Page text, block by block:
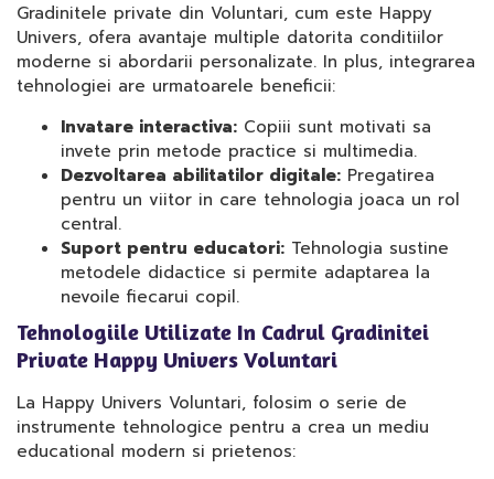
Gradinitele private din Voluntari, cum este Happy
Univers, ofera avantaje multiple datorita conditiilor
moderne si abordarii personalizate. In plus, integrarea
tehnologiei are urmatoarele beneficii:
Invatare interactiva: Copiii sunt motivati sa
invete prin metode practice si multimedia.
Dezvoltarea abilitatilor digitale: Pregatirea
pentru un viitor in care tehnologia joaca un rol
central.
Suport pentru educatori: Tehnologia sustine
metodele didactice si permite adaptarea la
nevoile fiecarui copil.
Tehnologiile Utilizate In Cadrul Gradinitei
Private Happy Univers Voluntari
La Happy Univers Voluntari, folosim o serie de
instrumente tehnologice pentru a crea un mediu
educational modern si prietenos: